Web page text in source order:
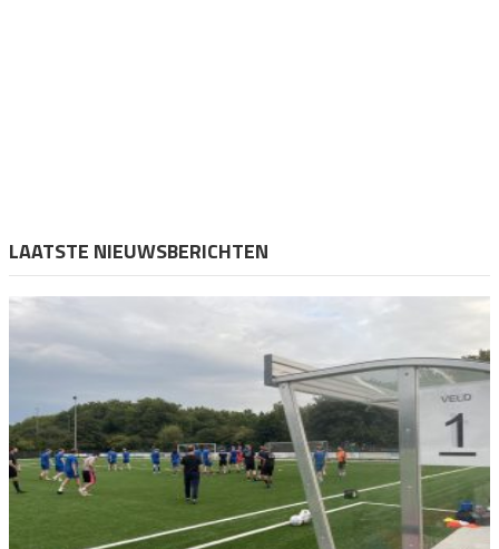
LAATSTE NIEUWSBERICHTEN